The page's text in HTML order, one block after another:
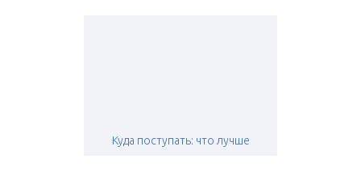
Куда поступать: что лучше